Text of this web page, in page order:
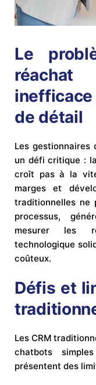
Le
de détail
Les
un défi critique :
croît pas à la
marges et
traditionnelles ne
processus,
mesurer les
technologique
coûteux.
Défis et
Les CRM
chatbots
présentent des